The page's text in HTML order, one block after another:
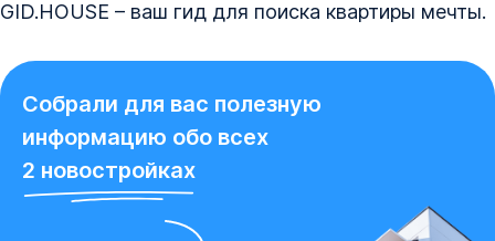
GID.HOUSE – ваш гид для поиска квартиры мечты.
Собрали для вас полезную
информацию обо всех
2 новостройках